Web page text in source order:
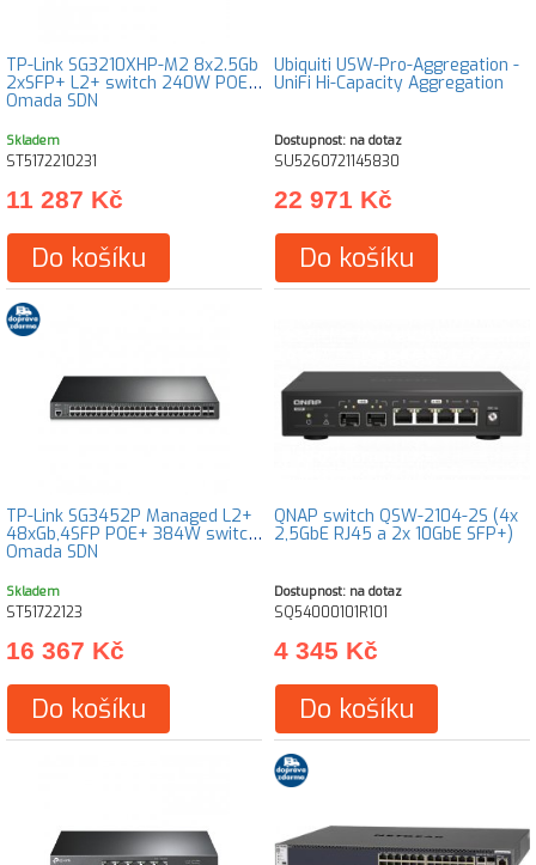
TP-Link SG3210XHP-M2 8x2.5Gb
2xSFP+ L2+ switch 240W POE+
Omada SDN
Skladem
ST5172210231
11 287 Kč
Do košíku
Ubiquiti USW-Pro-Aggregation -
UniFi Hi-Capacity Aggregation
Dostupnost: na dotaz
SU5260721145830
22 971 Kč
Do košíku
TP-Link SG3452P Managed L2+
48xGb,4SFP POE+ 384W switch
Omada SDN
Skladem
ST51722123
16 367 Kč
Do košíku
QNAP switch QSW-2104-2S (4x
2,5GbE RJ45 a 2x 10GbE SFP+)
Dostupnost: na dotaz
SQ54000101R101
4 345 Kč
Do košíku